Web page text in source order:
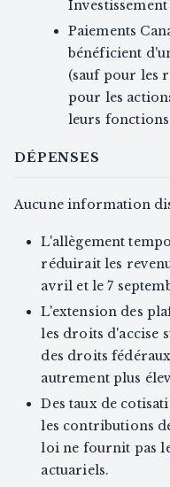
Investissement
Paiements
bénéficient
(sauf pour les
pour les
leurs
DÉPENSES
Aucune information
L'allègement
réduirait les
avril et le 7
L'extension des
les droits d'accise
des droits
autrement plus
Des taux de
les contributions
loi ne fournit pas
actuariels.